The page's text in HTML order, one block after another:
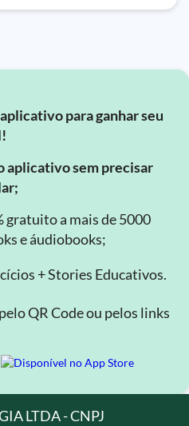
para ganhar seu
aplicativo sem precisar
gratuito a mais de 5000
e áudiobooks;
+ Stories Educativos.
pelo QR Code ou pelos links
LTDA - CNPJ